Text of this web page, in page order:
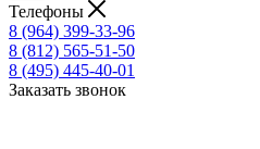
Телефоны
8 (964) 399-33-96
8 (812) 565-51-50
8 (495) 445-40-01
Заказать звонок